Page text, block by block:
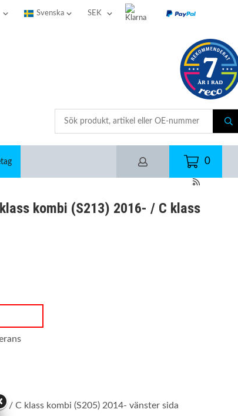
0
kombi (S213) 2016- / C klass
/ C klass kombi (S205) 2014- vänster sida